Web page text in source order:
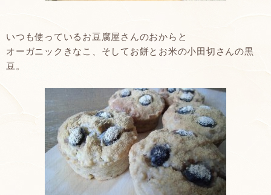
いつも使っているお豆腐屋さんのおからと
オーガニックきなこ、そしてお餅とお米の小田切さんの黒
豆。